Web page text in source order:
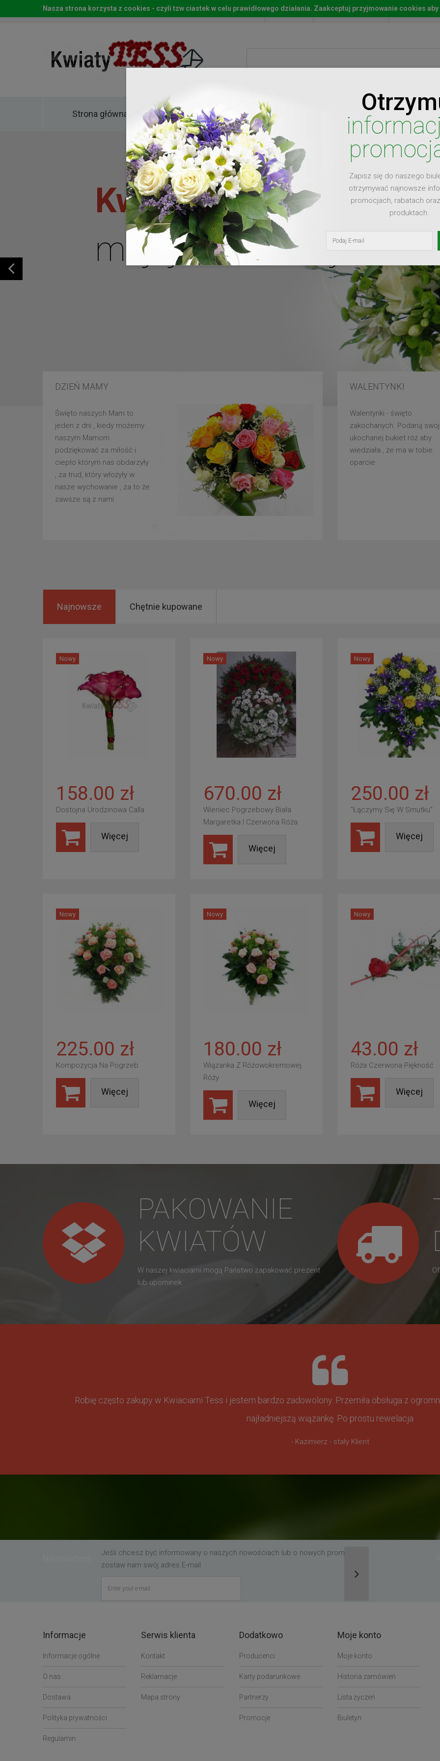
Start Moje konto Lista
Strona główna Kwiaty
Kwiaty dla
mojej ukochanej
DZIEŃ MAMY
Święto naszych Mam to
jeden z dni , kiedy możemy
naszym Mamom
podziękować za miłość i
ciepło którym nas obdarzyły
, za trud, który włożyły w
nasze wychowanie , za to że
zawsze są z nami .
WALENTYNKI
Walentynki - święto
zakochanych. Podaruj
ukochanej bukiet róż aby
wiedziała , że ma w tobie
oparcie .
Zapisz się do naszego
otrzymywać najnowsze
promocjach, rabatach
produktach.
Najnowsze Chętnie kupowane
Nowy
158.00 zł
Dostojna Urodzinowa Calla
Więcej
Nowy
670.00 zł
Wieniec Pogrzebowy Biała
Margaretka I Czerwona Róża
Więcej
Nowy
250.00 zł
"Łączymy Się W Smutku"
Więcej
Nowy
225.00 zł
Kompozycja Na Pogrzeb
Więcej
Nowy
180.00 zł
Wiązanka Z Różowokremowej
Róży
Więcej
Nowy
43.00 zł
Róża Czerwona Piękność
Więcej
PAKOWANIE
KWIATÓW
W naszej kwiaciarni mogą Państwo zapakować prezent
lub upominek.
Robię często zakupy w Kwiaciarni Tess i jestem bardzo zadowolony. Przemiła obsługa z
najładniejszą wiązankę. Po prostu rewelacja
- Kazimierz - stały Klient
Jeśli chcesz być informowany o naszych nowościach lub o nowych promocjach,
zostaw nam swój adres E-mail
Nasza strona korzysta z cookies - czyli tzw ciastek w celu prawidłowego działania. Zaakceptuj przyjmowanie cookies
Informacje
Informacje ogólne
O nas
Dostawa
Polityka prywatności
Regulamin
Serwis klienta
Kontakt
Reklamacje
Mapa strony
Dodatkowo
Producenci
Karty podarunkowe
Partnerzy
Promocje
Moje konto
Moje konto
Historia zamówień
Lista życzeń
Biuletyn